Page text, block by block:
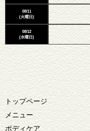
08/11
(火曜日)
08/12
(水曜日)
トップページ
メニュー
ボディケア